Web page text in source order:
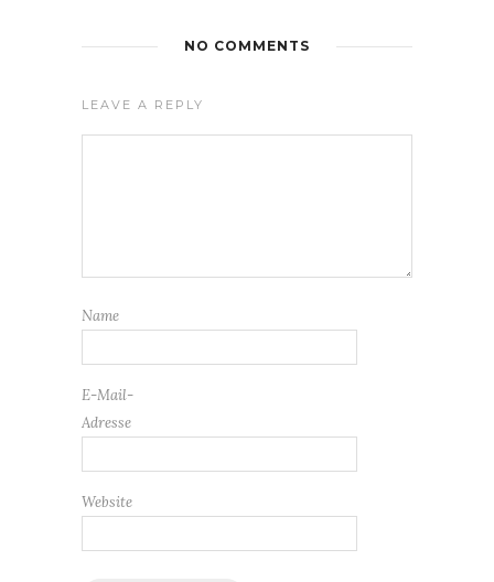
NO COMMENTS
LEAVE A REPLY
Name
E-Mail-
Adresse
Website